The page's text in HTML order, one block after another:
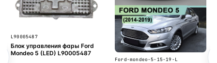
L90005487
Блок управления фары Ford
Mondeo 5 (LED) L90005487
Ford-mondeo-5-15-19-L